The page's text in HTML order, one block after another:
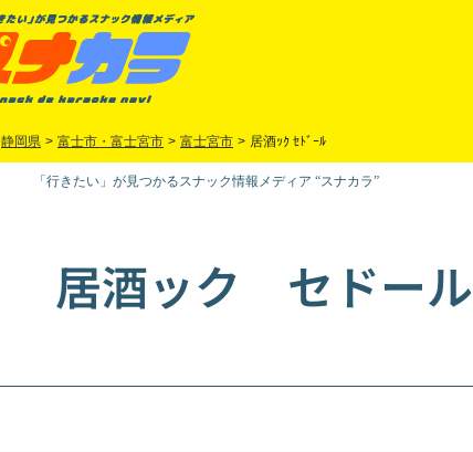
静岡県 > 富士市・富士宮市 > 富士宮市 > 居酒ｯｸ ｾﾄﾞｰﾙ
「行きたい」が見つかるスナック情報メディア “スナカラ”
居酒ック セドール